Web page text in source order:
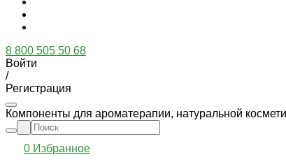
8 800 505 50 68
Войти
/
Регистрация
Компоненты для ароматерапии, натуральной
0 Избранное